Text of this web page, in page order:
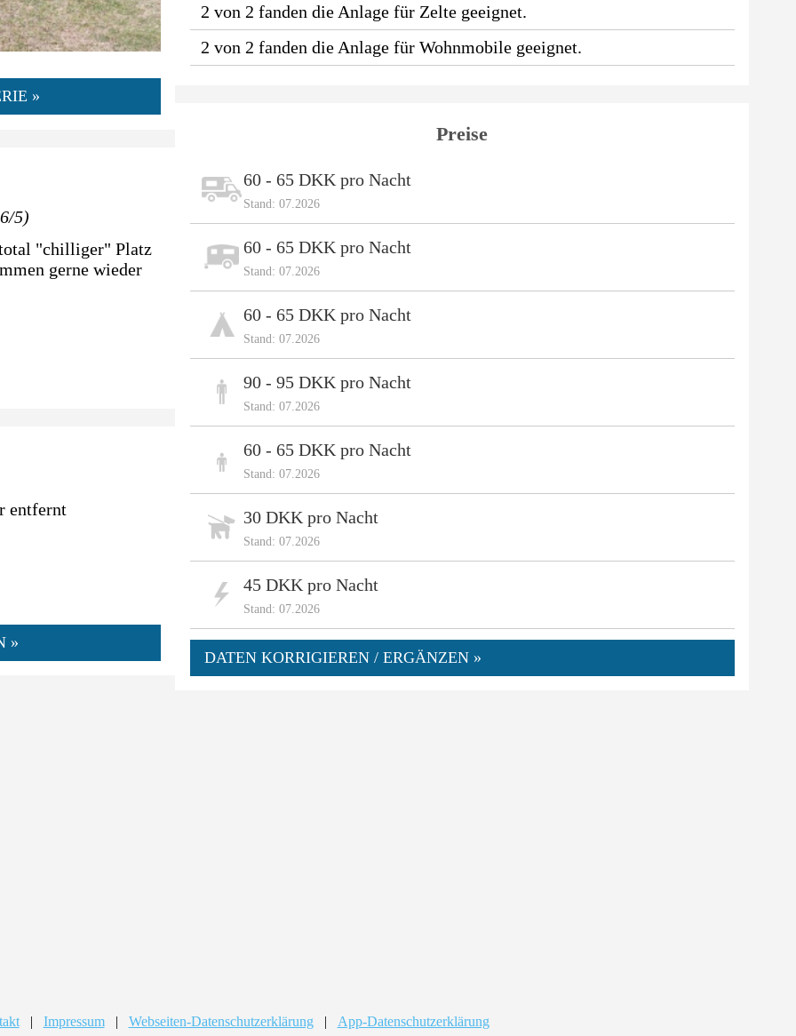
»
5)
"chilliger" Platz
gerne wieder
entfernt
»
2 von 2 fanden die Anlage für Zelte geeignet.
2 von 2 fanden die Anlage für Wohnmobile geeignet.
Preise
60 - 65 DKK pro Nacht
Stand: 07.2026
60 - 65 DKK pro Nacht
Stand: 07.2026
60 - 65 DKK pro Nacht
Stand: 07.2026
90 - 95 DKK pro Nacht
Stand: 07.2026
60 - 65 DKK pro Nacht
Stand: 07.2026
30 DKK pro Nacht
Stand: 07.2026
45 DKK pro Nacht
Stand: 07.2026
DATEN KORRIGIEREN / ERGÄNZEN »
| Impressum | Webseiten-Datenschutzerklärung | App-Datenschutzerklärung